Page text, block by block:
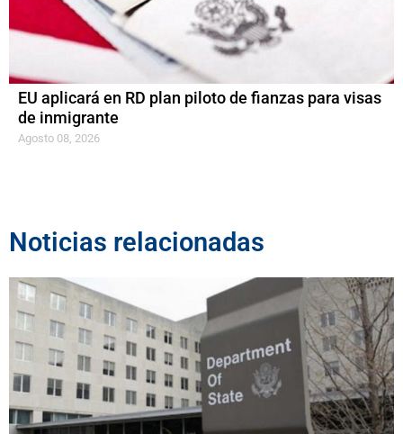
EU aplicará en RD plan piloto de fianzas para visas
de inmigrante
Agosto 08, 2026
Noticias relacionadas